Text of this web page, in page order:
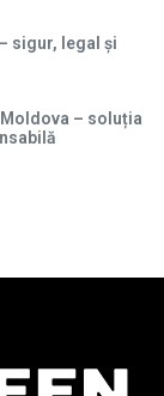
sigur, legal și
– soluția